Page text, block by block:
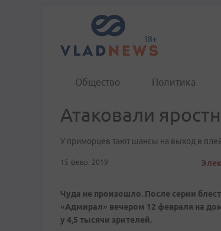
Общество Политика
Атаковали
У приморцев тают шансы на выход в
15 февр. 2019
Чуда не произошло. После серии
«Адмирал» вечером 12 февраля на
у 4,5 тысячи зрителей.